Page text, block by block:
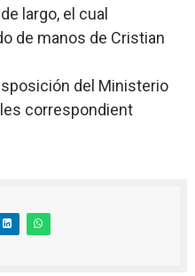
largo, el cual
de manos de Cristian
del Ministerio
correspondient